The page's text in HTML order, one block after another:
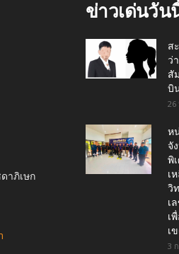
าภิเษก
ข่าวเด่นวัน
ส
ว่
สั
บิ
26
ห
จั
พิ
เ
วิ
เ
เ
เ
3